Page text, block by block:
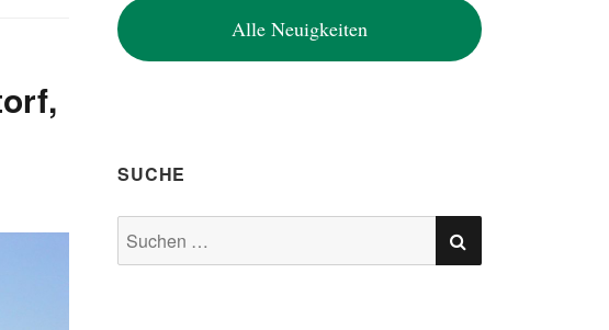
Alle Neuigkeiten
SUCHE
Suchen
nach:
SUCHEN